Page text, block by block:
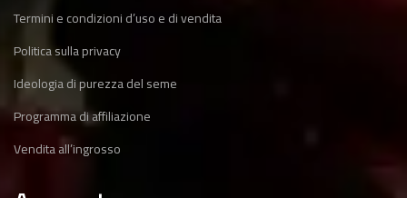
Termini e condizioni d’uso e di vendita
Politica sulla privacy
Ideologia di purezza del seme
Programma di affiliazione
Vendita all’ingrosso